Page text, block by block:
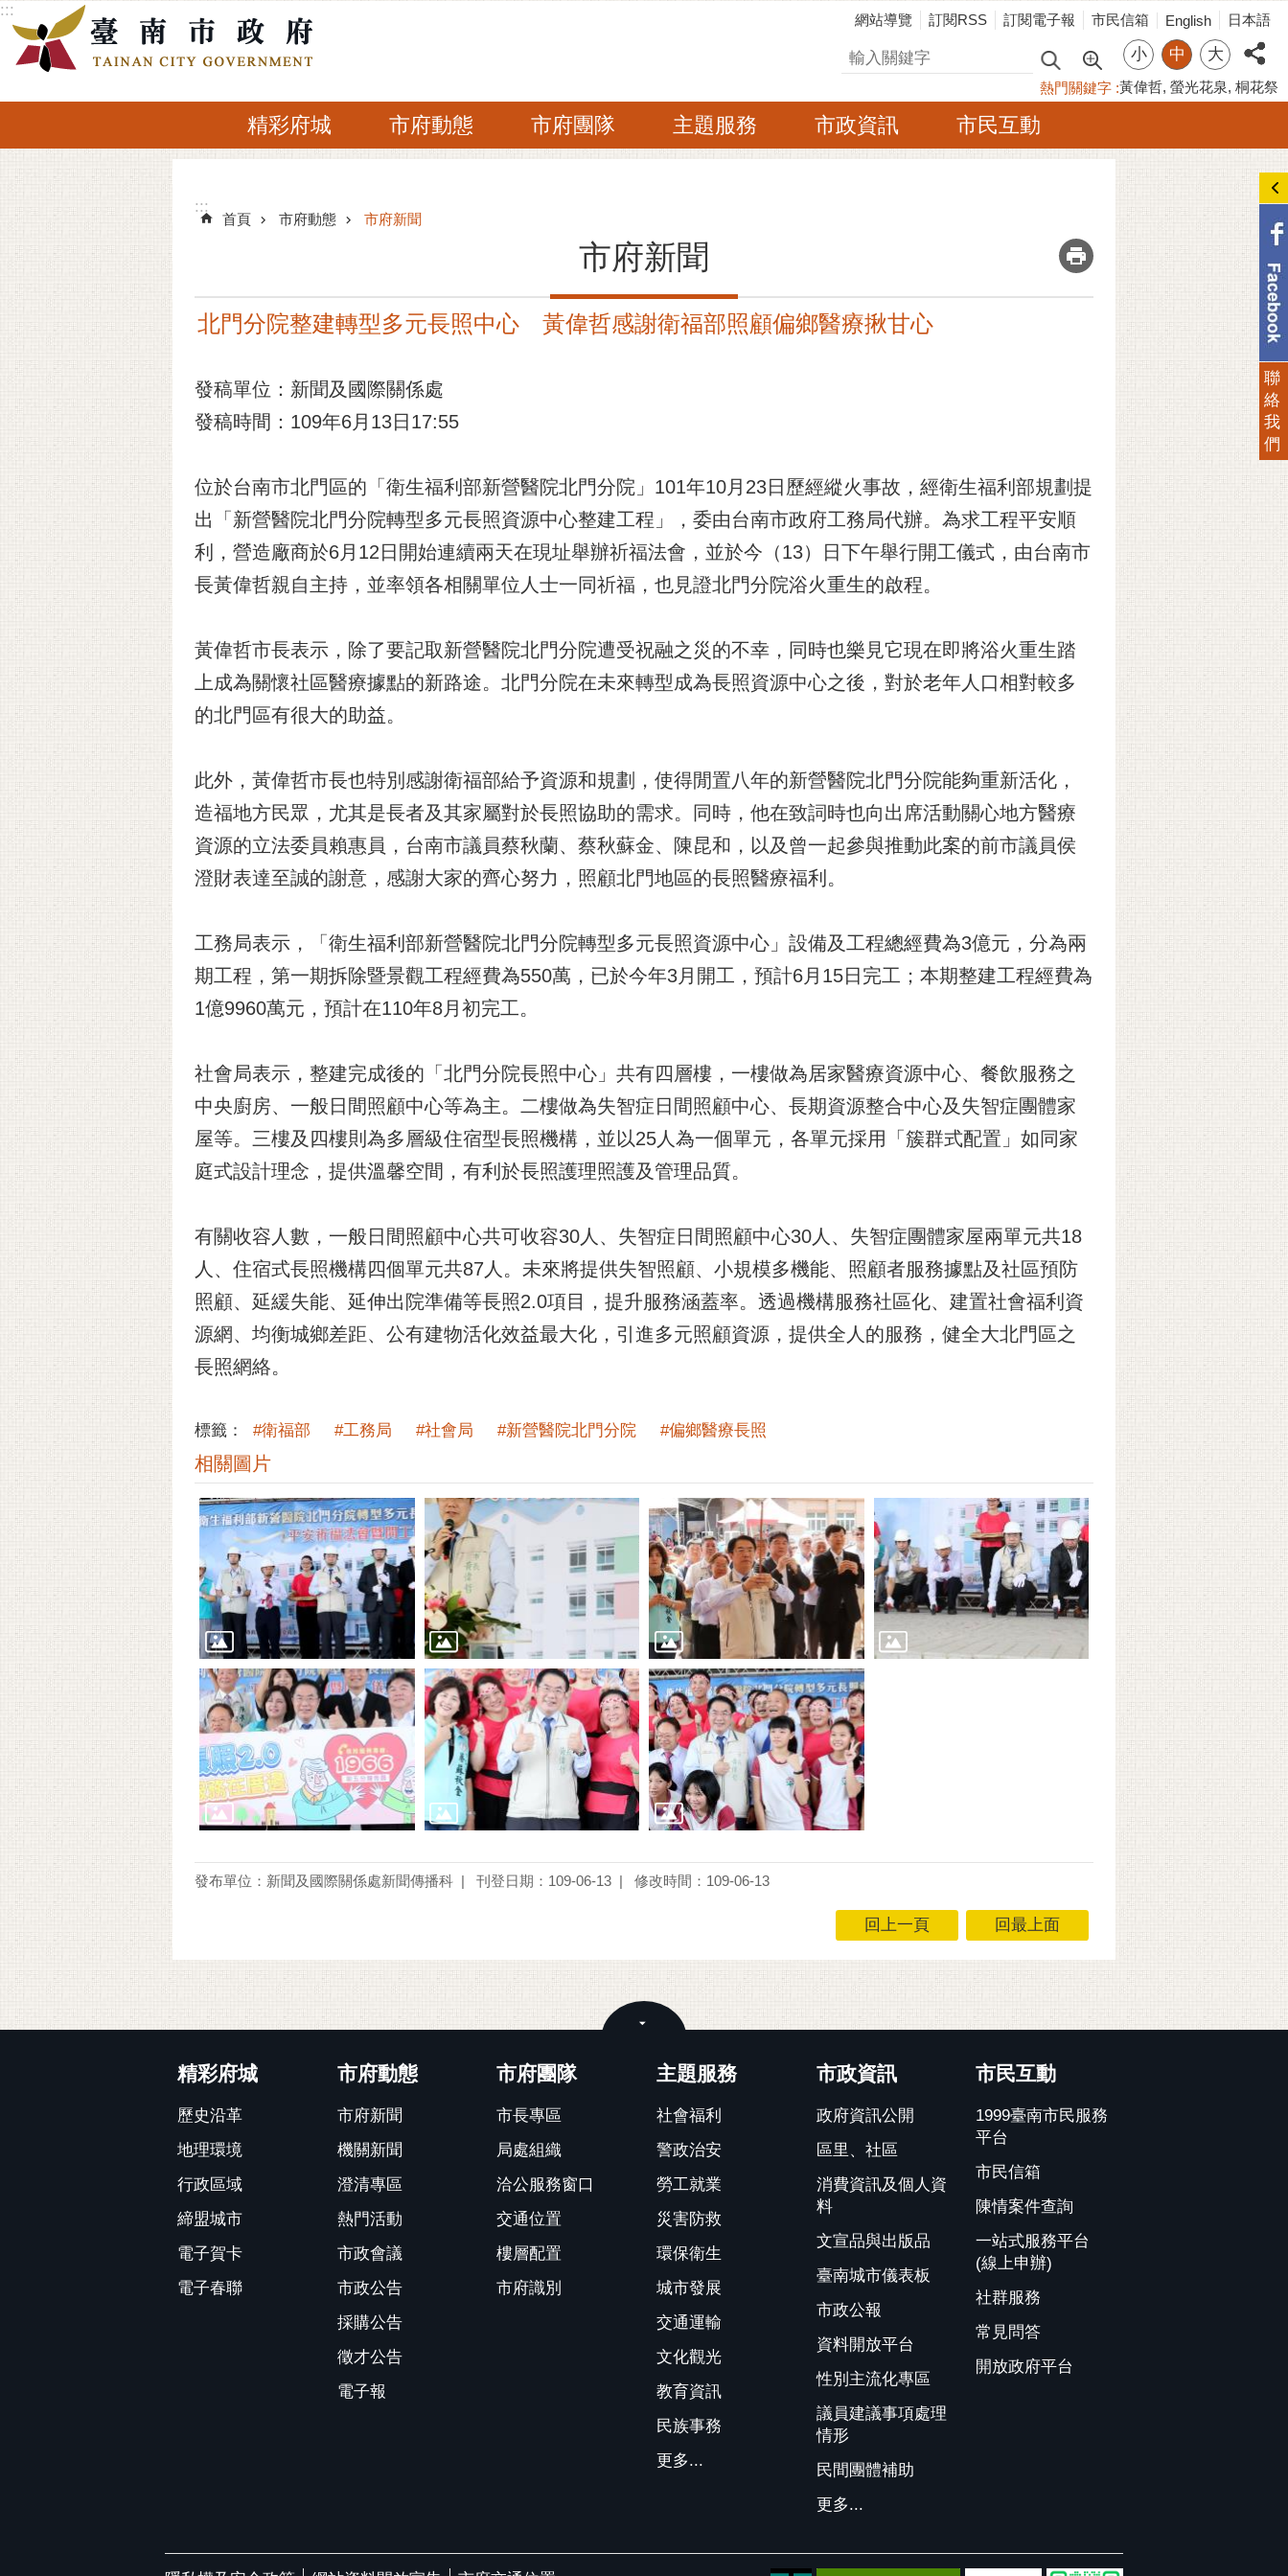
跳到主要內容區塊
:::
網站導覽 訂閱RSS 訂閱電子報 市民信箱 English 日本語
搜尋 小 中 大
熱門關鍵字 黃偉哲 螢光花泉 桐花祭
精彩府城 市府動態 市府團隊 主題服務 市政資訊 市民互動
:::
:::
首頁 市府動態 市府新聞
市府新聞 _
北門分院整建轉型多元長照中心 黃偉哲感謝衛福部照顧偏鄉醫療揪甘心
發稿單位：新聞及國際關係處
發稿時間：109年6月13日17:55
位於台南市北門區的「衛生福利部新營醫院北門分院」101年10月23日歷經縱火事故，經衛生福利部規劃提
出「新營醫院北門分院轉型多元長照資源中心整建工程」，委由台南市政府工務局代辦。為求工程平安順
利，營造廠商於6月12日開始連續兩天在現址舉辦祈福法會，並於今（13）日下午舉行開工儀式，由台南市
長黃偉哲親自主持，並率領各相關單位人士一同祈福，也見證北門分院浴火重生的啟程。
黃偉哲市長表示，除了要記取新營醫院北門分院遭受祝融之災的不幸，同時也樂見它現在即將浴火重生踏
上成為關懷社區醫療據點的新路途。北門分院在未來轉型成為長照資源中心之後，對於老年人口相對較多
的北門區有很大的助益。
此外，黃偉哲市長也特別感謝衛福部給予資源和規劃，使得閒置八年的新營醫院北門分院能夠重新活化，
造福地方民眾，尤其是長者及其家屬對於長照協助的需求。同時，他在致詞時也向出席活動關心地方醫療
資源的立法委員賴惠員，台南市議員蔡秋蘭、蔡秋蘇金、陳昆和，以及曾一起參與推動此案的前市議員侯
澄財表達至誠的謝意，感謝大家的齊心努力，照顧北門地區的長照醫療福利。
工務局表示，「衛生福利部新營醫院北門分院轉型多元長照資源中心」設備及工程總經費為3億元，分為兩
期工程，第一期拆除暨景觀工程經費為550萬，已於今年3月開工，預計6月15日完工；本期整建工程經費為
1億9960萬元，預計在110年8月初完工。
社會局表示，整建完成後的「北門分院長照中心」共有四層樓，一樓做為居家醫療資源中心、餐飲服務之
中央廚房、一般日間照顧中心等為主。二樓做為失智症日間照顧中心、長期資源整合中心及失智症團體家
屋等。三樓及四樓則為多層級住宿型長照機構，並以25人為一個單元，各單元採用「簇群式配置」如同家
庭式設計理念，提供溫馨空間，有利於長照護理照護及管理品質。
有關收容人數，一般日間照顧中心共可收容30人、失智症日間照顧中心30人、失智症團體家屋兩單元共18
人、住宿式長照機構四個單元共87人。未來將提供失智照顧、小規模多機能、照顧者服務據點及社區預防
照顧、延緩失能、延伸出院準備等長照2.0項目，提升服務涵蓋率。透過機構服務社區化、建置社會福利資
源網、均衡城鄉差距、公有建物活化效益最大化，引進多元照顧資源，提供全人的服務，健全大北門區之
長照網絡。
標籤： #衛福部 #工務局 #社會局 #新營醫院北門分院 #偏鄉醫療長照
相關圖片
發布單位：新聞及國際關係處新聞傳播科 刊登日期：109-06-13 修改時間：109-06-13
回上一頁 回最上面
精彩府城
歷史沿革
地理環境
行政區域
締盟城市
電子賀卡
電子春聯
市府動態
市府新聞
機關新聞
澄清專區
熱門活動
市政會議
市政公告
採購公告
徵才公告
電子報
市府團隊
市長專區
局處組織
洽公服務窗口
交通位置
樓層配置
市府識別
主題服務
社會福利
警政治安
勞工就業
災害防救
環保衛生
城市發展
交通運輸
文化觀光
教育資訊
民族事務
更多...
市政資訊
政府資訊公開
區里、社區
消費資訊及個人資
料
文宣品與出版品
臺南城市儀表板
市政公報
資料開放平台
性別主流化專區
議員建議事項處理
情形
民間團體補助
更多...
市民互動
1999臺南市民服務
平台
市民信箱
陳情案件查詢
一站式服務平台
(線上申辦)
社群服務
常見問答
開放政府平台
聯
絡
我
們